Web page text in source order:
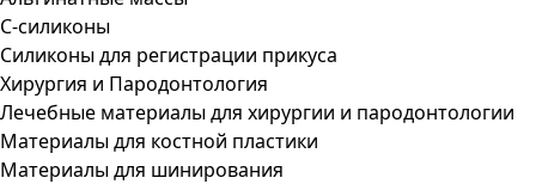
С-силиконы
Силиконы для регистрации прикуса
Хирургия и Пародонтология
Лечебные материалы для хирургии и пародонтологии
Материалы для костной пластики
Материалы для шинирования